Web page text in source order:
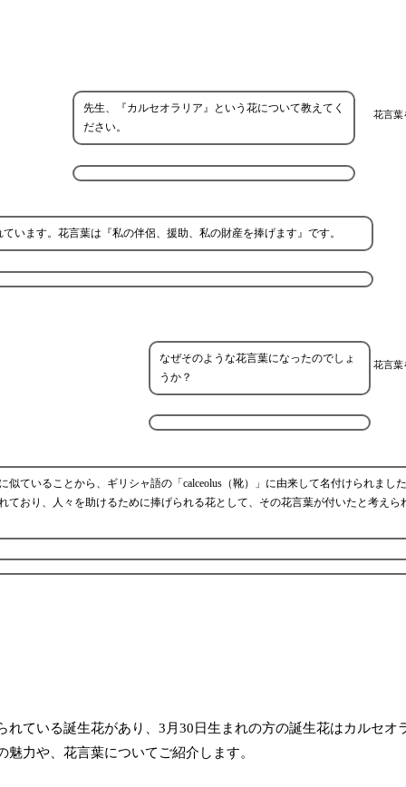
花言葉
先生、『カルセオラリア』という花について教えてく
ださい。
います。花言葉は『私の伴侶、援助、私の財産を捧げます』です。
花言葉
なぜそのような花言葉になったのでしょ
うか？
ていることから、ギリシャ語の「calceolus（靴）」に由来して名付けられまし
おり、人々を助けるために捧げられる花として、その花言葉が付いたと考えら
ている誕生花があり、3月30日生まれの方の誕生花はカルセオ
力や、花言葉についてご紹介します。